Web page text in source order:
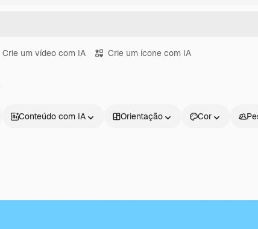
Crie um vídeo com IA Crie um ícone com IA
Conteúdo com IA Orientação Cor